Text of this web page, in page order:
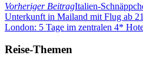
Vorheriger BeitragItalien-
Unterkunft in Mailand mit Flug ab
London: 5 Tage im zentralen 4*
Reise-Themen